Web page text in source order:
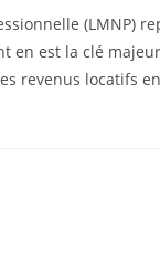
(LMNP)
en est la clé
revenus locatifs